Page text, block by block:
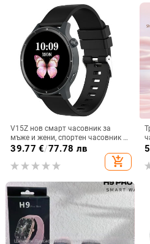
V15Z нов смарт часовник за
мъже и жени, спортен часовник с
Bluetooth, пулсомер, сън, кръвно
налягане, здравен часовник
39.77 €/77.78 лв
add_shopping_cart